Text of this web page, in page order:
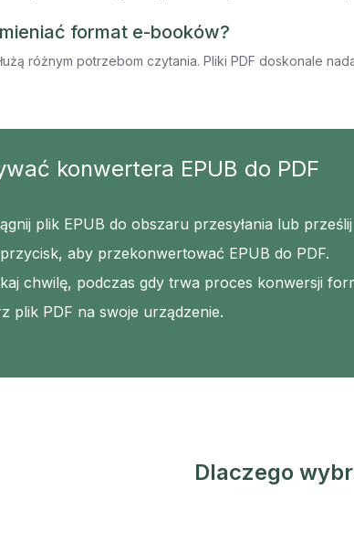
format e-booków?
różnym potrzebom czytania. Pliki PDF doskonale
konwertera EPUB do PDF
plik EPUB do obszaru przesyłania lub
aby przekonwertować EPUB do PDF.
chwilę, podczas gdy trwa proces konwersji
plik PDF na swoje urządzenie.
Dlaczego